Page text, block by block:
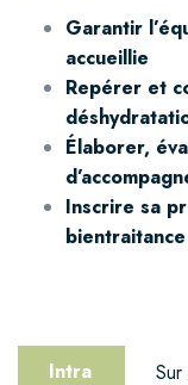
Garantir
accueillie
Repérer et
Élaborer,
Inscrire sa
bientraitance
Intra Sur